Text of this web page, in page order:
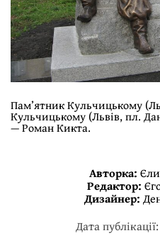
Пам’ятник Кульчицькому
Кульчицькому (Львів, пл.
— Роман Кикта.
Авторка:
Редактор:
Дизайнер:
Дата